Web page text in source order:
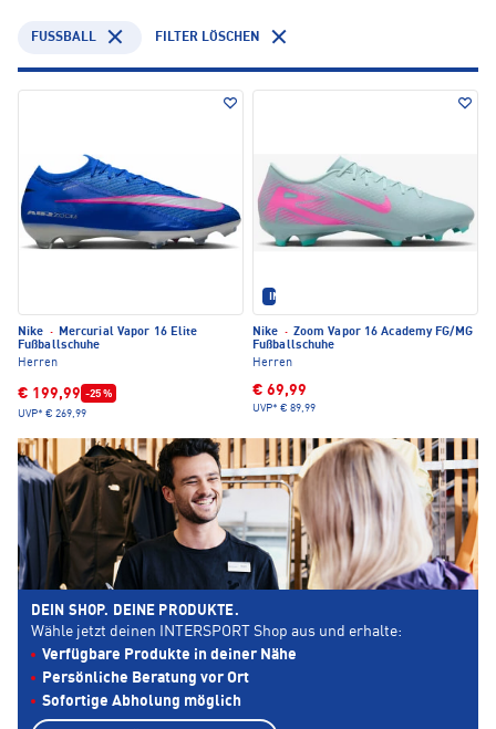
FUSSBALL FILTER LÖSCHEN
Nike ·
Mercurial Vapor 16 Elite
Fußballschuhe
Herren
€ 199,99 -25 %
UVP* € 269,99
IM SET ERHÄLTLICH
Nike · Zoom Vapor 16 Academy FG/MG
Fußballschuhe
Herren
€ 69,99
UVP* € 89,99
DEIN SHOP. DEINE PRODUKTE.
Wähle jetzt deinen INTERSPORT Shop aus und erhalte:
Verfügbare Produkte in deiner Nähe
Persönliche Beratung vor Ort
Sofortige Abholung möglich